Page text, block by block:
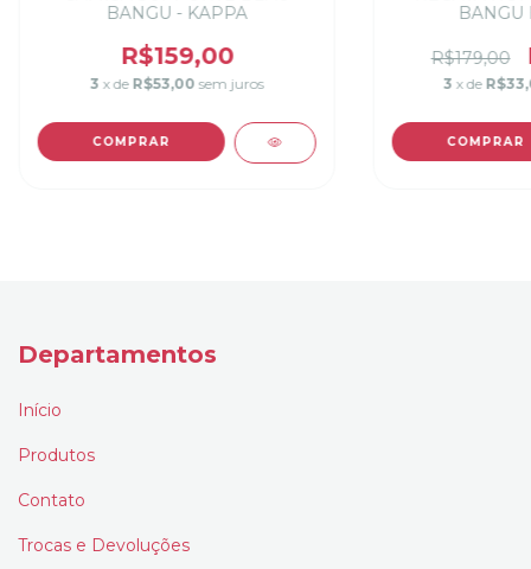
BANGU - KAPPA
R$159,00
3 x de R$53,00 sem juros
COMPRAR
BANGU
R$179,00
3 x de
COMPRAR
Departamentos
Início
Produtos
Contato
Trocas e Devoluções